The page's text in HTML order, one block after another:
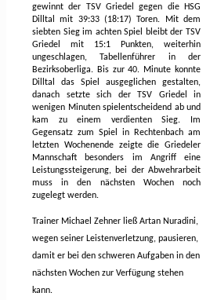
gewinnt der TSV Griedel gegen die HSG
Dilltal mit 39:33 (18:17) Toren. Mit dem
siebten Sieg im achten Spiel bleibt der TSV
Griedel mit 15:1 Punkten, weiterhin
ungeschlagen, Tabellenführer in der
Bezirksoberliga. Bis zur 40. Minute konnte
Dilltal das Spiel ausgeglichen gestalten,
danach setzte sich der TSV Griedel in
wenigen Minuten spielentscheidend ab und
kam zu einem verdienten Sieg. Im
Gegensatz zum Spiel in Rechtenbach am
letzten Wochenende zeigte die Griedeler
Mannschaft besonders im Angriff eine
Leistungssteigerung, bei der Abwehrarbeit
muss in den nächsten Wochen noch
zugelegt werden.
Trainer Michael Zehner ließ Artan Nuradini,
wegen seiner Leistenverletzung, pausieren,
damit er bei den schweren Aufgaben in den
nächsten Wochen zur Verfügung stehen
kann.